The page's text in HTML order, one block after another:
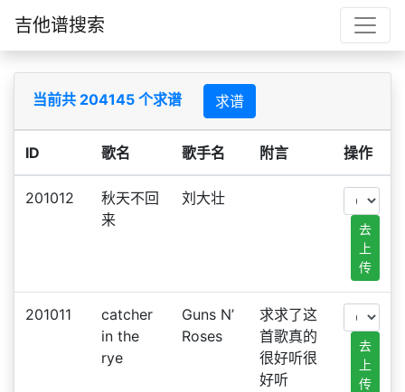
吉他谱搜索
当前共 204145 个求谱 求谱
ID 歌名 歌手名 附言 操作
201012
秋天不回
来
刘大壮
去
上
传
201011
catcher
in the
rye
Guns N’
Roses
求求了这
首歌真的
很好听很
好听
去
上
传